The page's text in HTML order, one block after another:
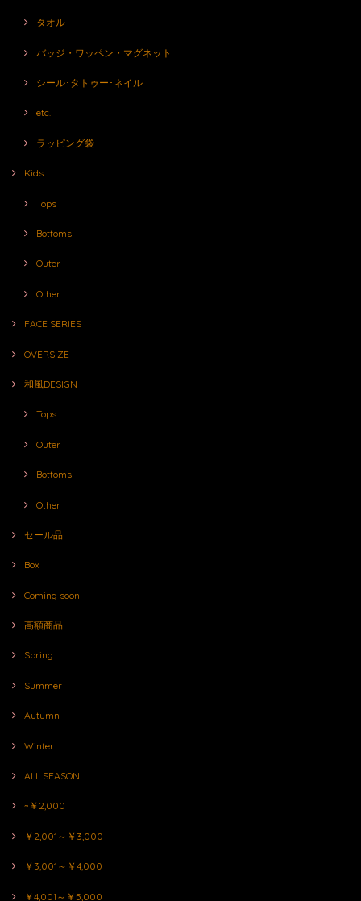
タオル
バッジ・ワッペン・マグネット
シール･タトゥー･ネイル
etc.
ラッピング袋
Kids
Tops
Bottoms
Outer
Other
FACE SERIES
OVERSIZE
和風DESIGN
Tops
Outer
Bottoms
Other
セール品
Box
Coming soon
高額商品
Spring
Summer
Autumn
Winter
ALL SEASON
~￥2,000
￥2,001～￥3,000
￥3,001～￥4,000
￥4,001～￥5,000